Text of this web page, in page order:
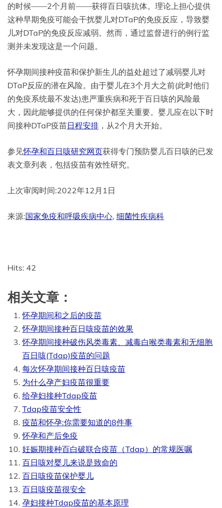
的时候——2个月前——获得百日咳抗体。理论上担心提供
这种早期免疫可能会干扰婴儿对DTaP的免疫反应，导致婴
儿对DTaP的免疫反应减弱。然而，通过监督进行的例行监
测并未发现这是一个问题。
怀孕期间接种疫苗和保护新生儿的益处超过了减弱婴儿对
DTaP反应的潜在风险。由于婴儿在3个月大之前(此时他们
的免疫系统最不发达)患严重疾病和死于百日咳的风险最
大，因此能够提供的任何保护都至关重要。婴儿应在以下时
间接种DTaP疫苗日程安排 ，从2个月大开始。
参见怀孕和百日咳研究网页获得专门预防婴儿百日咳的已发
表文章列表，包括疫苗有效性研究。
上次审阅时间:2022年12月1日
来源:国家免疫和呼吸疾病中心, 细菌性疾病科
Hits: 42
相关文章：
怀孕期间和之后的疫苗
怀孕期间接种百日咳疫苗的效果
怀孕期间接种破伤风类毒素、减毒白喉类毒素和无细胞
百日咳(Tdap)疫苗的问题
每次怀孕期间接种百日咳疫苗
为什么孕产妇疫苗很重要
给孕妇接种Tdap疫苗
Tdap疫苗安全性
疫苗和怀孕:你需要知道的8件事
怀孕和产后免疫
妊娠期接种百白破联合疫苗（Tdap）的常规医嘱
百日咳对婴儿来说是致命的
百日咳疫苗保护婴儿
百日咳疫苗很安全
孕妇接种Tdap疫苗的基本原理